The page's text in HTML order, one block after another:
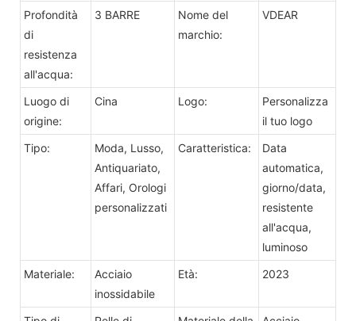
Profondità
di
resistenza
all'acqua:
3 BARRE
Nome del
marchio:
VDEAR
Luogo di
origine:
Cina Logo:
Personalizza
il tuo logo
Tipo:
Moda, Lusso,
Antiquariato,
Affari, Orologi
personalizzati
Caratteristica:
Data
automatica,
giorno/data,
resistente
all'acqua,
luminoso
Materiale:
Acciaio
inossidabile
Età: 2023